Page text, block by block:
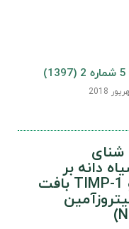
2018
شنای
دانه بر
سطوح MMP-9 ،MMP-2 و TIMP-1 بافت